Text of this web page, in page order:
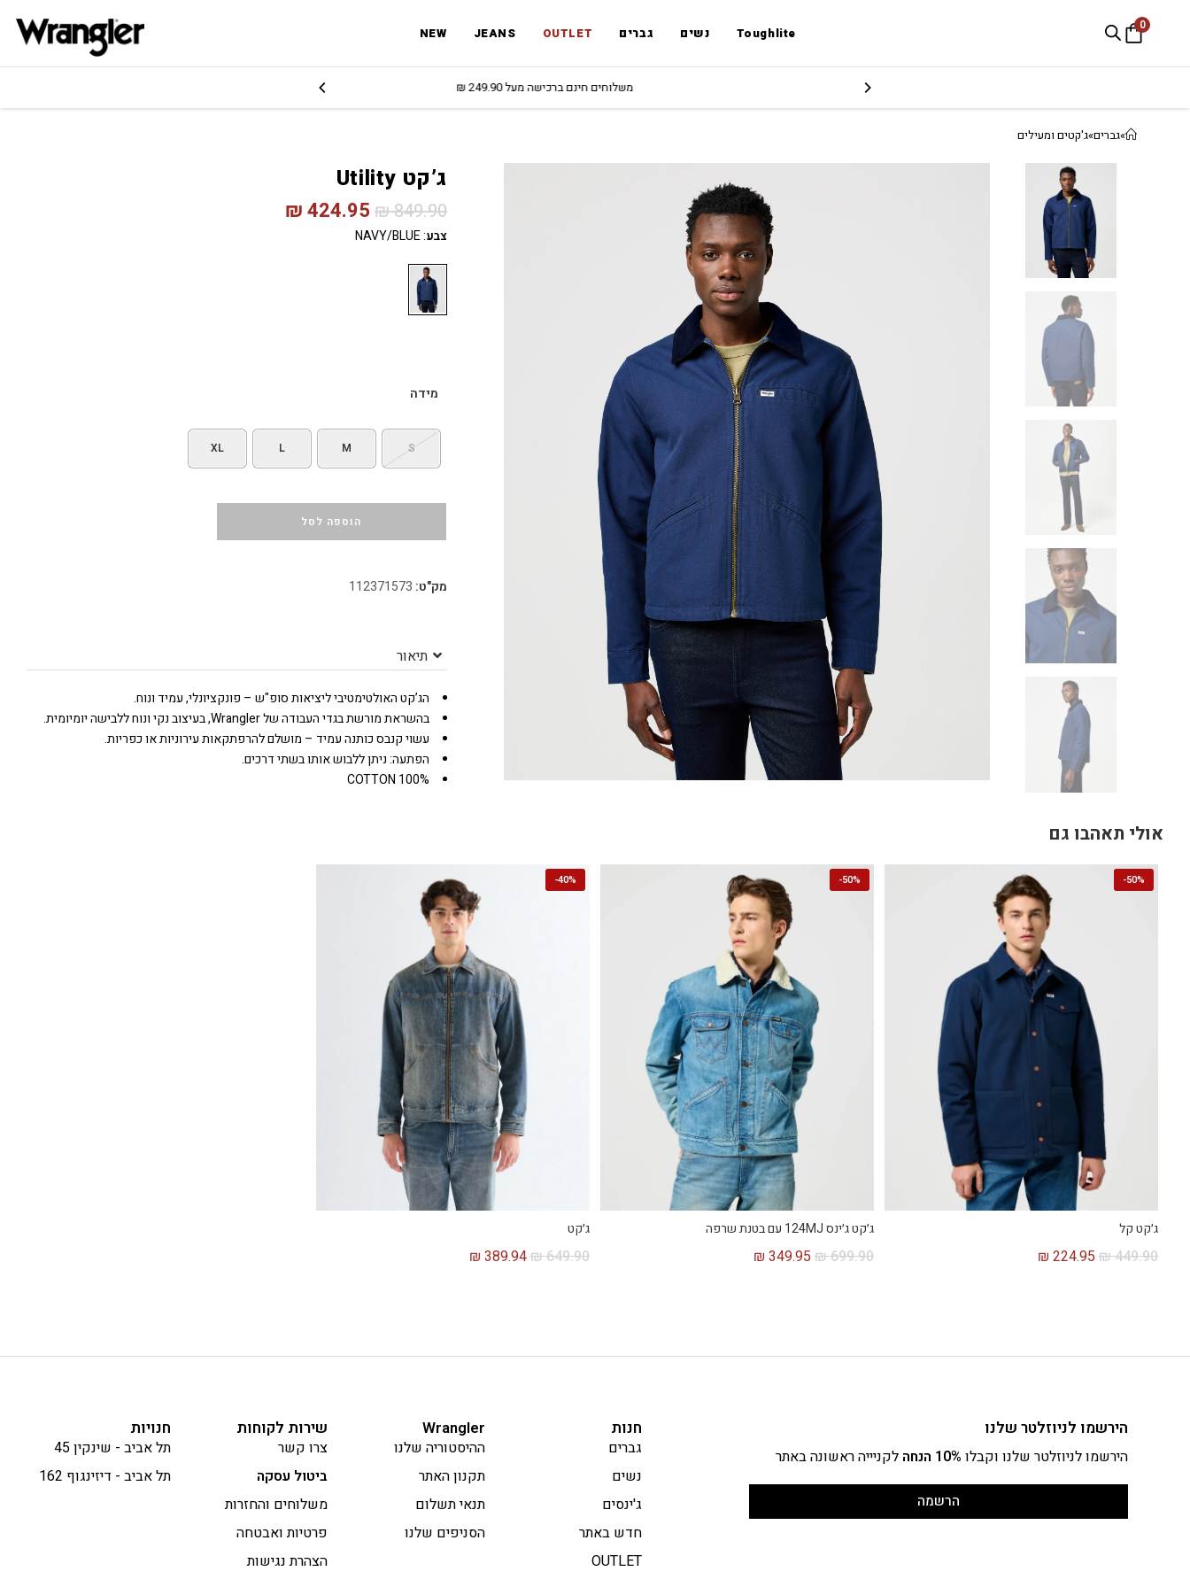
0
Toughlite נשים גברים OUTLET
JEANS
NEW
משלוחים חינם ברכישה מעל 249.90 ₪
»גברים»ג'קטים ומעילים
ג’קט Utility
₪849.90
₪424.95
צבע:
NAVY/BLUE
מידה
S
M
L
XL
הוספה לסל
מק"ט: 112371573
תיאור
הג’קט האולטימטיבי ליציאות סופ"ש – פונקציונלי, עמיד ונוח.
בהשראת מורשת בגדי העבודה של Wrangler, בעיצוב נקי ונוח ללבישה יומיומית.
עשוי קנבס כותנה עמיד – מושלם להרפתקאות עירוניות או כפריות.
הפתעה: ניתן ללבוש אותו בשתי דרכים.
100% COTTON
אולי תאהבו גם
50%
-
ג׳קט קל
₪449.90
₪ 224.95
50%
-
ג׳קט ג׳ינס 124MJ עם בטנת שרפה
₪699.90
₪ 349.95
40%
-
ג׳קט
₪649.90
₪ 389.94
הירשמו לניוזלטר שלנו
הירשמו לניוזלטר שלנו וקבלו 10% הנחה לקניייה ראשונה באתר
הרשמה
חנות
גברים
נשים
ג'ינסים
חדש באתר
OUTLET
Wrangler
ההיסטוריה שלנו
תקנון האתר
תנאי תשלום
הסניפים שלנו
שירות לקוחות
צרו קשר
ביטול עסקה
משלוחים והחזרות
פרטיות ואבטחה
הצהרת נגישות
חנויות
תל אביב - שינקין 45
תל אביב - דיזינגוף 162